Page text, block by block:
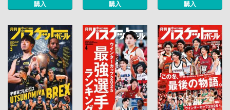
購入 購入 購入